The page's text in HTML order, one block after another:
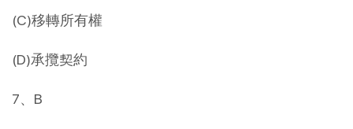
(C)移轉所有權
(D)承攬契約
7、B